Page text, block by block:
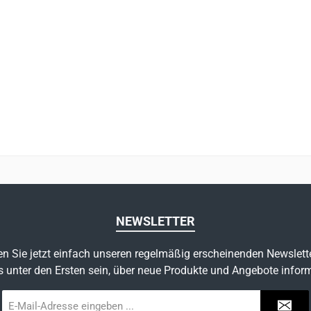
NEWSLETTER
Sie jetzt einfach unseren regelmäßig erscheinenden
unter den Ersten sein, über neue Produkte und Angebote